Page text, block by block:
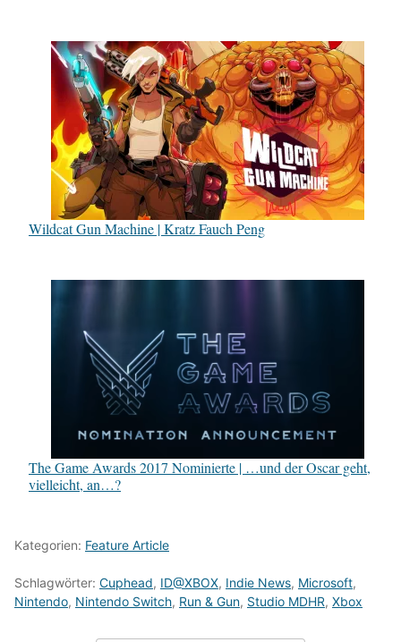
Wildcat Gun Machine | Kratz Fauch Peng
The Game Awards 2017 Nominierte | …und der Oscar geht,
vielleicht, an…?
Kategorien: Feature Article
Schlagwörter: Cuphead, ID@XBOX, Indie News, Microsoft,
Nintendo, Nintendo Switch, Run & Gun, Studio MDHR, Xbox